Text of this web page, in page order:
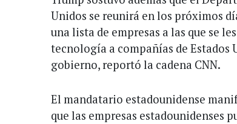
Unidos se reunirá en los próximos
una lista de empresas a las que se
tecnología a compañías de Estados
gobierno, reportó la cadena CNN.
El mandatario estadounidense
que las empresas estadounidenses